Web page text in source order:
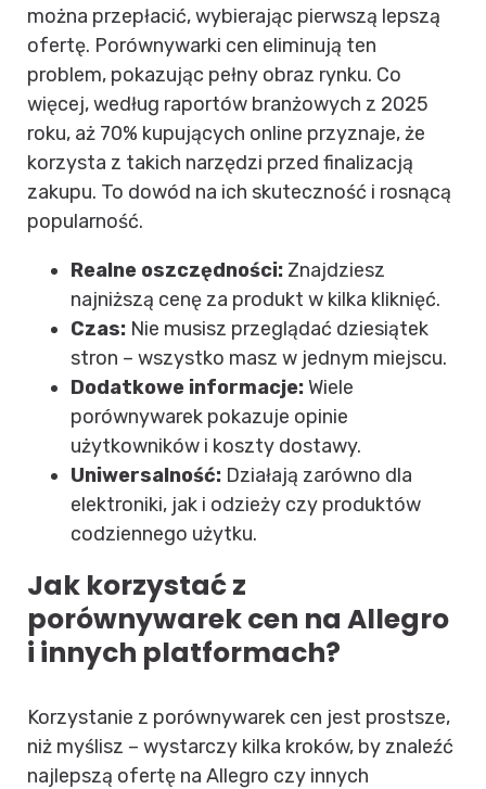
można przepłacić, wybierając pierwszą lepszą
ofertę. Porównywarki cen eliminują ten
problem, pokazując pełny obraz rynku. Co
więcej, według raportów branżowych z 2025
roku, aż 70% kupujących online przyznaje, że
korzysta z takich narzędzi przed finalizacją
zakupu. To dowód na ich skuteczność i rosnącą
popularność.
Realne oszczędności: Znajdziesz
najniższą cenę za produkt w kilka kliknięć.
Czas: Nie musisz przeglądać dziesiątek
stron – wszystko masz w jednym miejscu.
Dodatkowe informacje:Wiele
porównywarek pokazuje opinie
użytkowników i koszty dostawy.
Uniwersalność: Działają zarówno dla
elektroniki, jak i odzieży czy produktów
codziennego użytku.
Jak korzystać z
porównywarek cen na Allegro
i innych platformach?
Korzystanie z porównywarek cen jest prostsze,
niż myślisz – wystarczy kilka kroków, by znaleźć
najlepszą ofertę na Allegro czy innych